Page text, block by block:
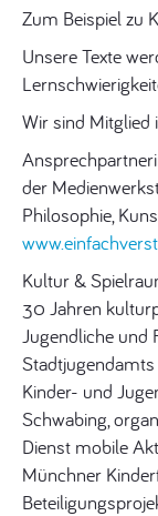
Zum Beispiel zu
Unsere Texte
Wir sind Mitglied
der
Philosophie,
Kultur &
30 Jahren
Jugendliche und
Kinder- und
Schwabing,
Dienst mobile
Münchner